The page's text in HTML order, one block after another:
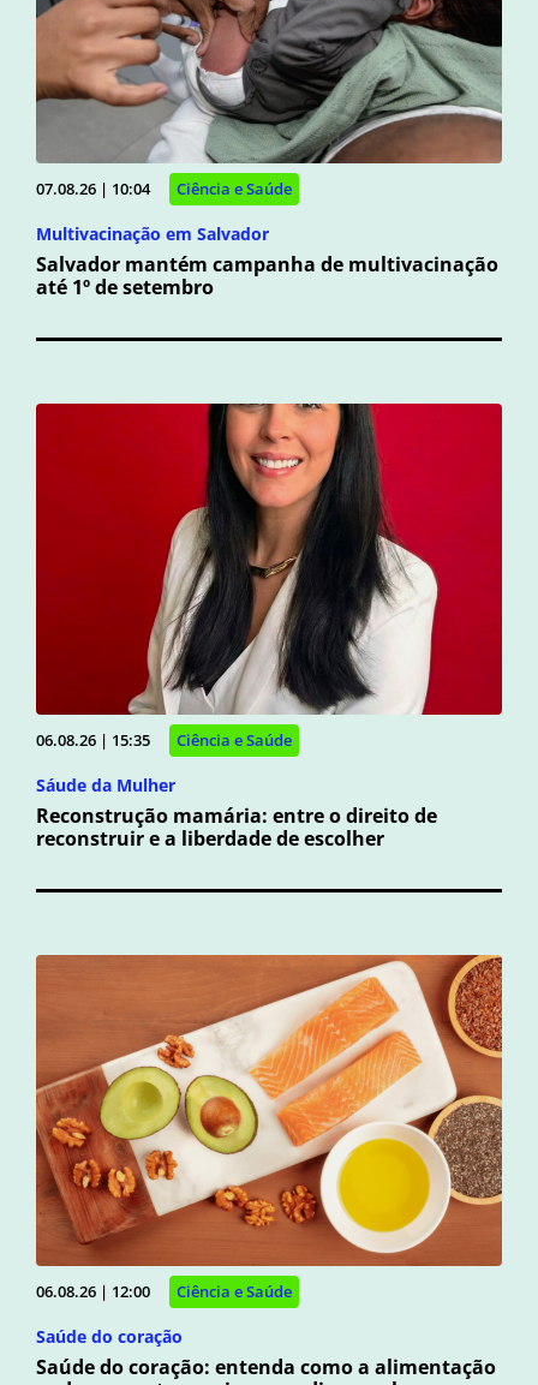
07.08.26 | 10:04 Ciência e Saúde
Multivacinação em Salvador
Salvador mantém campanha de multivacinação
até 1º de setembro
06.08.26 | 15:35 Ciência e Saúde
Sáude da Mulher
Reconstrução mamária: entre o direito de
reconstruir e a liberdade de escolher
06.08.26 | 12:00 Ciência e Saúde
Saúde do coração
Saúde do coração: entenda como a alimentação